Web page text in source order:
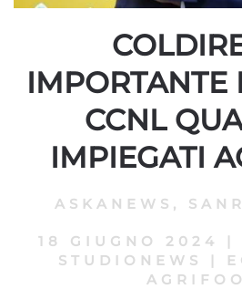
IMPORTANTE
CCNL
IMPIEGATI
ASKANEWS ,
18 GIUGNO 2024 |
STUDIONEWS
|